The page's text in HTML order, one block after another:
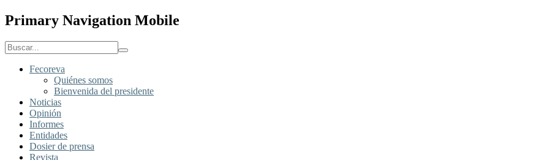
Primary Navigation Mobile
Fecoreva
Quiénes somos
Bienvenida del presidente
Noticias
Opinión
Informes
Entidades
Dosier de prensa
Revista